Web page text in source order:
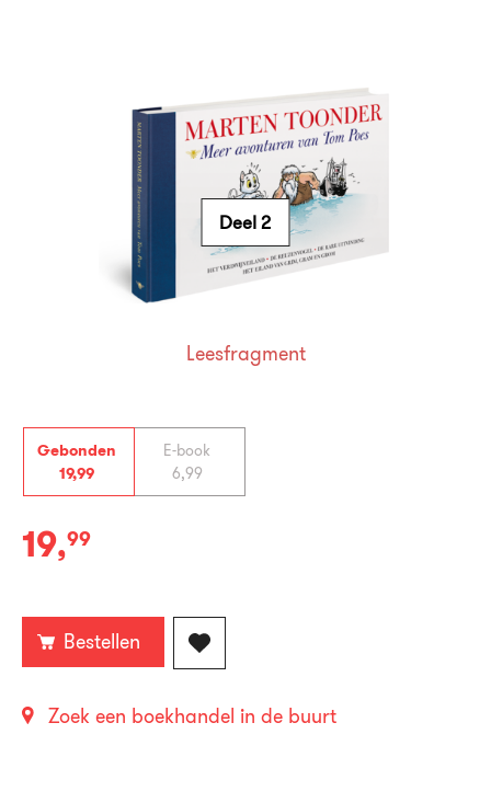
Gebonden
19,99
E-book
6,99
Gebonden:
19,99
Bestellen
Zoek een boekhandel in de buurt
Deel 2
Leesfragment